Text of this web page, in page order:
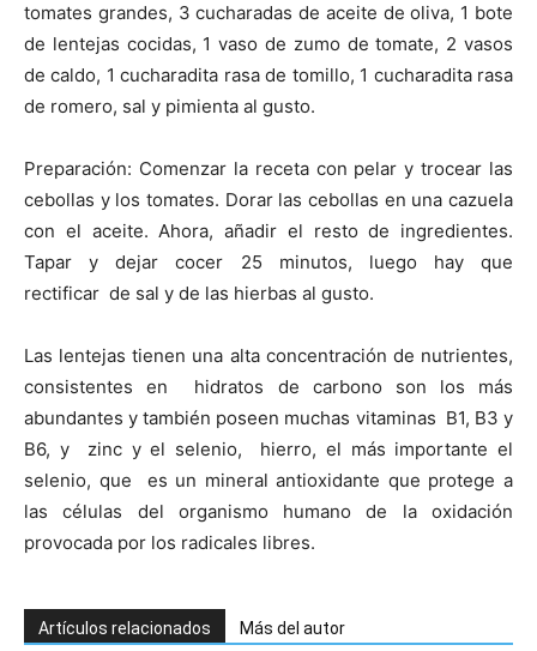
tomates grandes, 3 cucharadas de aceite de oliva, 1 bote
de lentejas cocidas, 1 vaso de zumo de tomate, 2 vasos
de caldo, 1 cucharadita rasa de tomillo, 1 cucharadita rasa
de romero, sal y pimienta al gusto.
Preparación: Comenzar la receta con pelar y trocear las
cebollas y los tomates. Dorar las cebollas en una cazuela
con el aceite. Ahora, añadir el resto de ingredientes.
Tapar y dejar cocer 25 minutos, luego hay que
rectificar de sal y de las hierbas al gusto.
Las lentejas tienen una alta concentración de nutrientes,
consistentes en hidratos de carbono son los más
abundantes y también poseen muchas vitaminas B1, B3 y
B6, y zinc y el selenio, hierro, el más importante el
selenio, que es un mineral antioxidante que protege a
las células del organismo humano de la oxidación
provocada por los radicales libres.
Artículos relacionados Más del autor